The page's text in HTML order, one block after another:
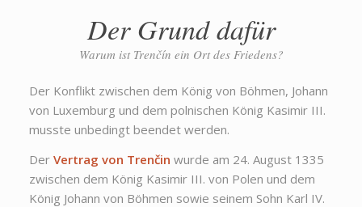
Der Grund dafür
Warum ist Trenčín ein Ort des Friedens?
Der Konflikt zwischen dem König von Böhmen, Johann
von Luxemburg und dem polnischen König Kasimir III.
musste unbedingt beendet werden.
Der Vertrag von Trenčin wurde am 24. August 1335
zwischen dem König Kasimir III. von Polen und dem
König Johann von Böhmen sowie seinem Sohn Karl IV.